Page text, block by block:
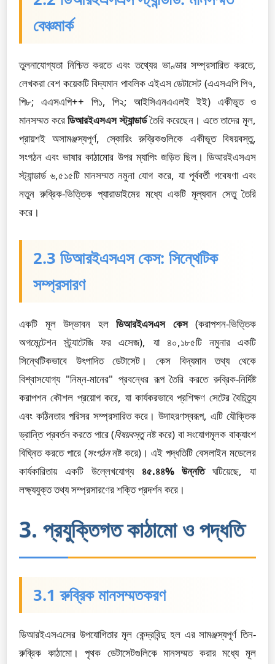
বেঞ্চমার্ক
তুলনাযোগ্যতা নিশ্চিত করতে এবং তথ্যের ভাণ্ডার সম্প্রসারিত করতে,
লেখকরা বেশ কয়েকটি বিদ্যমান পাবলিক এইএস ডেটাসেট (এএসএপি পি৭,
পি৮; এএসএপি++ পি১, পি২; আইসিএনএএলই ইই) একীভূত ও
মানসম্মত করেডিআরইএসএস স্ট্যান্ডার্ডতৈরি করেছেন। এতে তাদের মূল,
প্রায়শই অসামঞ্জস্যপূর্ণ, স্কোরিং রুব্রিকগুলিকে একীভূত বিষয়বস্তু,
সংগঠন এবং ভাষার কাঠামোর উপর ম্যাপিং জড়িত ছিল। ডিআরইএসএস
স্ট্যান্ডার্ড ৬,৫১৫টি মানসম্মত নমুনা যোগ করে, যা পূর্ববর্তী গবেষণা এবং
নতুন রুব্রিক-ভিত্তিক প্যারাডাইমের মধ্যে একটি মূল্যবান সেতু তৈরি
করে।
2.3 ডিআরইএসএস কেস: সিন্থেটিক
সম্প্রসারণ
একটি মূল উদ্ভাবন হল ডিআরইএসএস কেস(করাপশন-ভিত্তিক
অগমেন্টেশন স্ট্র্যাটেজি ফর এসেজ), যা ৪০,১৮৫টি নমুনার একটি
সিন্থেটিকভাবে উৎপাদিত ডেটাসেট। কেস বিদ্যমান তথ্য থেকে
বিশ্বাসযোগ্য "নিম্ন-মানের" প্রবন্ধের রূপ তৈরি করতে রুব্রিক-নির্দিষ্ট
করাপশন কৌশল প্রয়োগ করে, যা কার্যকরভাবে প্রশিক্ষণ সেটের বৈচিত্র্য
এবং কঠিনতার পরিসর সম্প্রসারিত করে। উদাহরণস্বরূপ, এটি যৌক্তিক
ভ্রান্তি প্রবর্তন করতে পারে (বিষয়বস্তুনষ্ট করে) বা সংযোগমূলক বাক্যাংশ
বিঘ্নিত করতে পারে (সংগঠননষ্ট করে)। এই পদ্ধতিটি বেসলাইন মডেলের
কার্যকারিতায় একটি উল্লেখযোগ্য ৪৫.৪৪% উন্নতিঘটিয়েছে, যা
লক্ষ্যযুক্ত তথ্য সম্প্রসারণের শক্তি প্রদর্শন করে।
3. প্রযুক্তিগত কাঠামো ও পদ্ধতি
3.1 রুব্রিক মানসম্মতকরণ
ডিআরইএসএসের উপযোগিতার মূল কেন্দ্রবিন্দু হল এর সামঞ্জস্যপূর্ণ তিন-
রুব্রিক কাঠামো। পৃথক ডেটাসেটগুলিকে মানসম্মত করার মধ্যে মূল